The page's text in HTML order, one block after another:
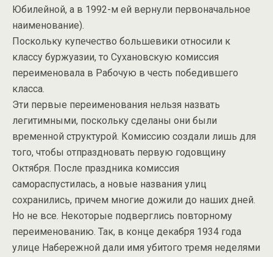
Юбилейной, а в 1992-м ей вернули первоначальное
наименование).
Поскольку купечество большевики относили к
классу буржуазии, то Сухановскую комиссия
переименовала в Рабочую в честь победившего
класса.
Эти первые переименования нельзя назвать
легитимными, поскольку сделаны они были
временной структурой. Комиссию создали лишь для
того, чтобы отпраздновать первую годовщину
Октября. После праздника комиссия
самораспустилась, а новые названия улиц
сохранились, причем многие дожили до наших дней.
Но не все. Некоторые подверглись повторному
переименованию. Так, в конце декабря 1934 года
улице Набережной дали имя убитого тремя неделями